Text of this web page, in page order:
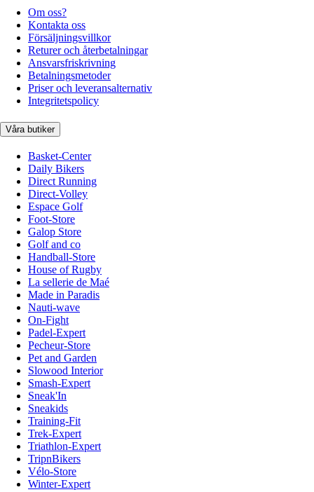
Om oss?
Kontakta oss
Försäljningsvillkor
Returer och återbetalningar
Ansvarsfriskrivning
Betalningsmetoder
Priser och leveransalternativ
Integritetspolicy
Våra butiker
Basket-Center
Daily Bikers
Direct Running
Direct-Volley
Espace Golf
Foot-Store
Galop Store
Golf and co
Handball-Store
House of Rugby
La sellerie de Maé
Made in Paradis
Nauti-wave
On-Fight
Padel-Expert
Pecheur-Store
Pet and Garden
Slowood Interior
Smash-Expert
Sneak'In
Sneakids
Training-Fit
Trek-Expert
Triathlon-Expert
TripnBikers
Vélo-Store
Winter-Expert